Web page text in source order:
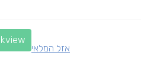
אזל המלאי